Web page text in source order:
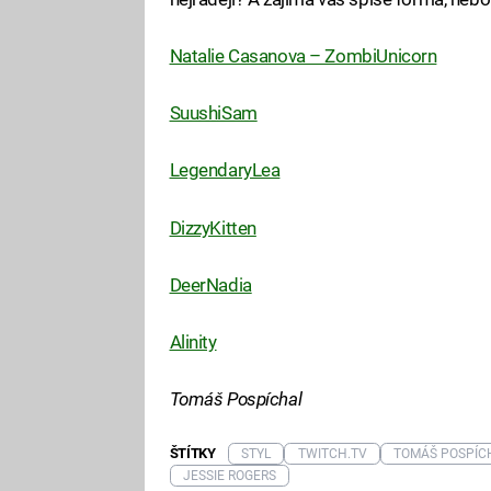
Natalie Casanova – ZombiUnicorn
SuushiSam
LegendaryLea
DizzyKitten
DeerNadia
Alinity
Tomáš Pospíchal
ŠTÍTKY STYL TWITCH.TV
TOMÁŠ
JESSIE ROGERS